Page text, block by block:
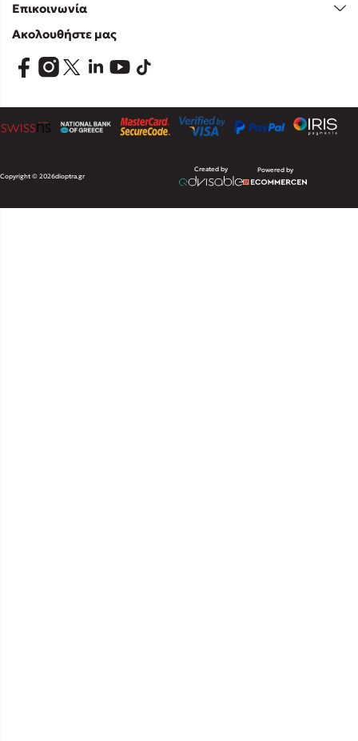
Επικοινωνία
Ακολουθήστε μας
Copyright © 2026dioptra.gr
Created by Powered by